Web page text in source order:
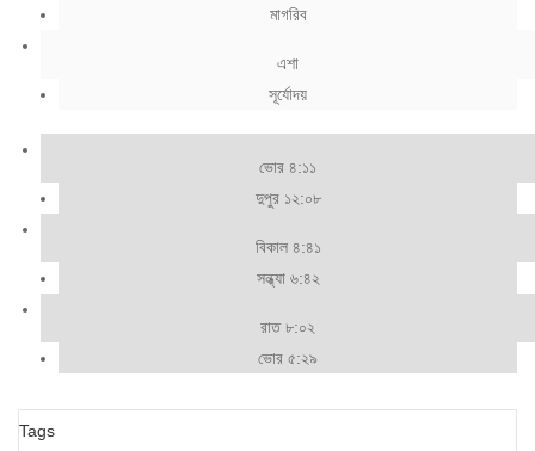
মাগরিব
এশা
সূর্যোদয়
ভোর ৪:১১
দুপুর ১২:০৮
বিকাল ৪:৪১
সন্ধ্যা ৬:৪২
রাত ৮:০২
ভোর ৫:২৯
Tags